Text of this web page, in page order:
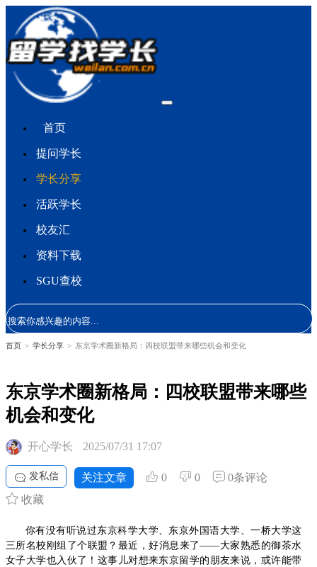
首页
提问学长
学长分享
活跃学长
校友汇
资料下载
SGU查校
首页 > 学长分享 > 东京学术圈新格局：四校联盟带来哪些机会和变化
东京学术圈新格局：四校联盟带来哪些
机会和变化
开心学长 2025/07/31 17:07
发私信 关注文章 0 0
0条评论
收藏
你有没有听说过东京科学大学、东京外国语大学、一桥大学这
三所名校刚组了个联盟？最近，好消息来了——大家熟悉的御茶水
女子大学也入伙了！这事儿对想来东京留学的朋友来说，或许能带